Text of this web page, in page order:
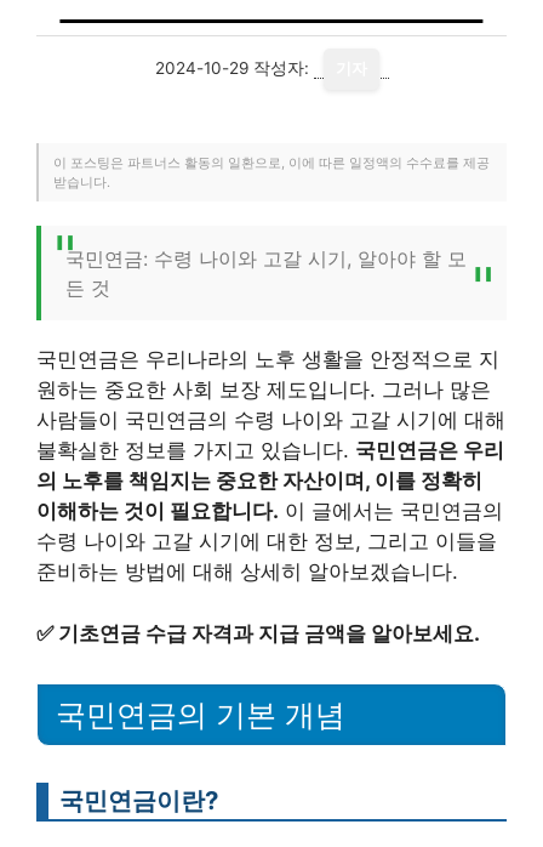
2024-10-29 작성자:
이 포스팅은 파트너스 활동의 일환으로, 이에 따른 일정액의 수수료를 제공
받습니다.
국민연금: 수령 나이와 고갈 시기, 알아야 할 모
든 것
국민연금은 우리나라의 노후 생활을 안정적으로 지
원하는 중요한 사회 보장 제도입니다. 그러나 많은
사람들이 국민연금의 수령 나이와 고갈 시기에 대해
불확실한 정보를 가지고 있습니다. 국민연금은 우리
의 노후를 책임지는 중요한 자산이며, 이를 정확히
이해하는 것이 필요합니다. 이 글에서는 국민연금의
수령 나이와 고갈 시기에 대한 정보, 그리고 이들을
준비하는 방법에 대해 상세히 알아보겠습니다.
✅ 기초연금 수급 자격과 지급 금액을 알아보세요.
국민연금의 기본 개념
국민연금이란?